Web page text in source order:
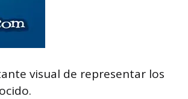
visual de representar los